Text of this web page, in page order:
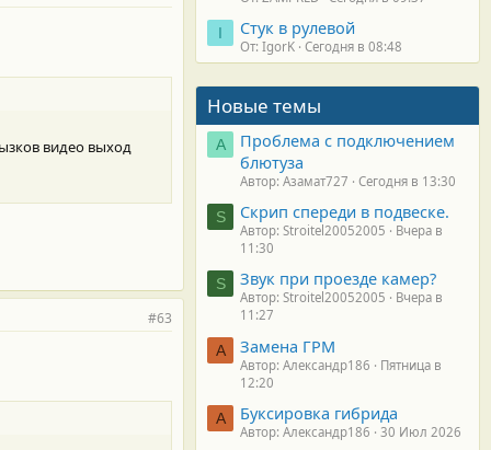
видео выход
#63
I Стук в рулевой
От: IgorK Сегодня в 08:48
Новые темы
А
Проблема с подключением
блютуза
Автор: Азамат727 Сегодня в 13:30
S Скрип спереди в подвеске.
Автор: Stroitel20052005
Вчера в
11:30
S Звук при проезде камер?
Автор: Stroitel20052005
Вчера в
11:27
А Замена ГРМ
Автор: Александр186
Пятница в
12:20
А Буксировка гибрида
Автор: Александр186 30 Июл 2026